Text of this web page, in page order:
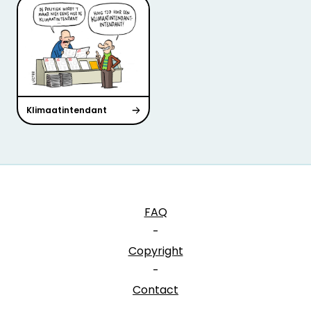
Klimaatintendant
FAQ
-
Copyright
-
Contact